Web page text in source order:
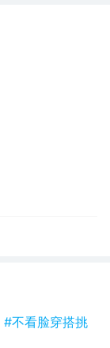
#不看脸穿搭挑